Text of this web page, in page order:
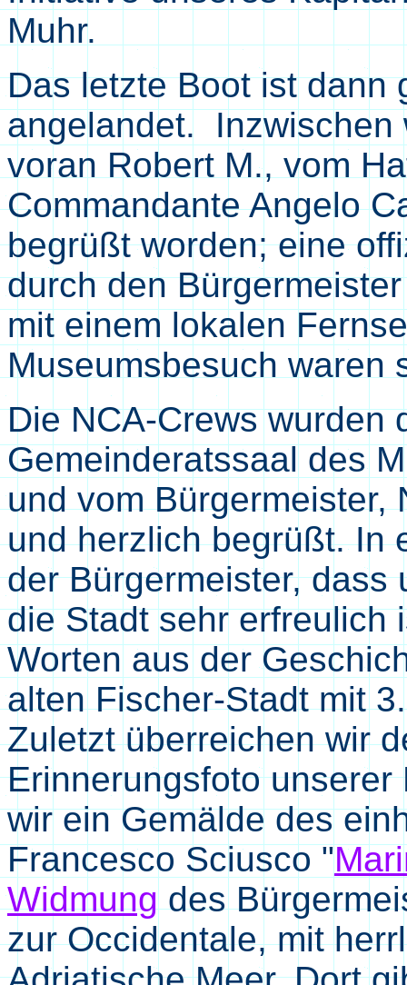
Muhr.
Das letzte Boot ist dann
angelandet. Inzwischen
voran Robert M., vom
Commandante Angelo
begrüßt worden; eine
durch den
mit einem lokalen
Museumsbesuch waren
Die NCA-Crews wurden
Gemeinderatssaal des
und vom Bürgermeister,
und herzlich begrüßt. In
der Bürgermeister, dass
die Stadt sehr erfreulich
Worten aus der
alten Fischer-Stadt mit
Zuletzt überreichen wir
Erinnerungsfoto
wir ein Gemälde des
Francesco Sciusco "
Widmungdes
zur Occidentale, mit